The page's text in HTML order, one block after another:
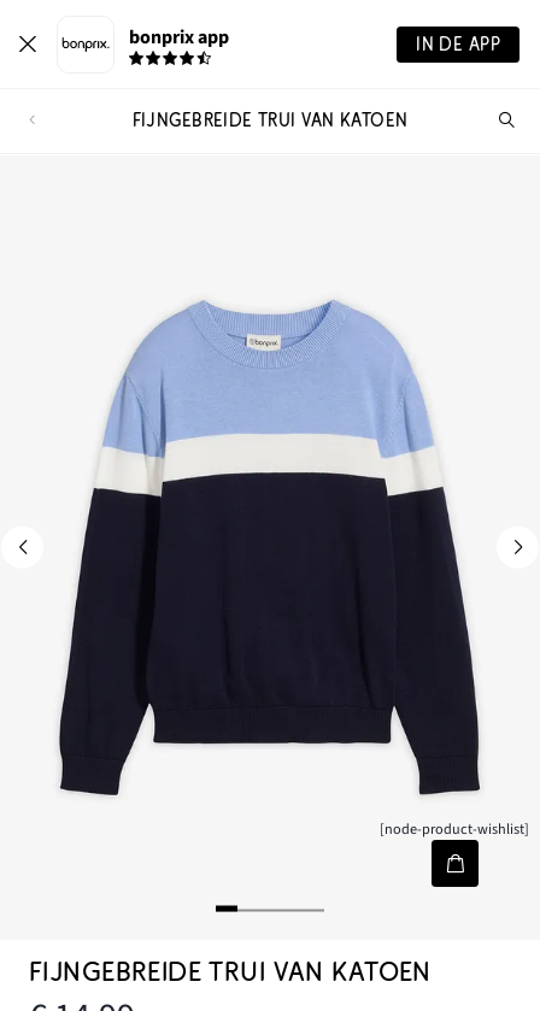
bonprix app IN DE APP
FIJNGEBREIDE TRUI VAN KATOEN
[node-product-wishlist]
FIJNGEBREIDE TRUI VAN KATOEN